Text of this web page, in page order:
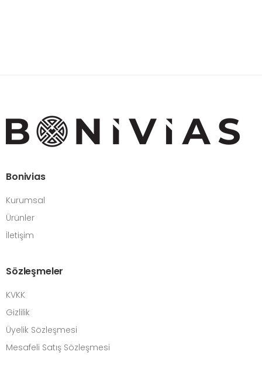
Bonivias
Kurumsal
Ürünler
İletişim
Sözleşmeler
KVKK
Gizlilik
Üyelik Sözleşmesi
Mesafeli Satış Sözleşmesi